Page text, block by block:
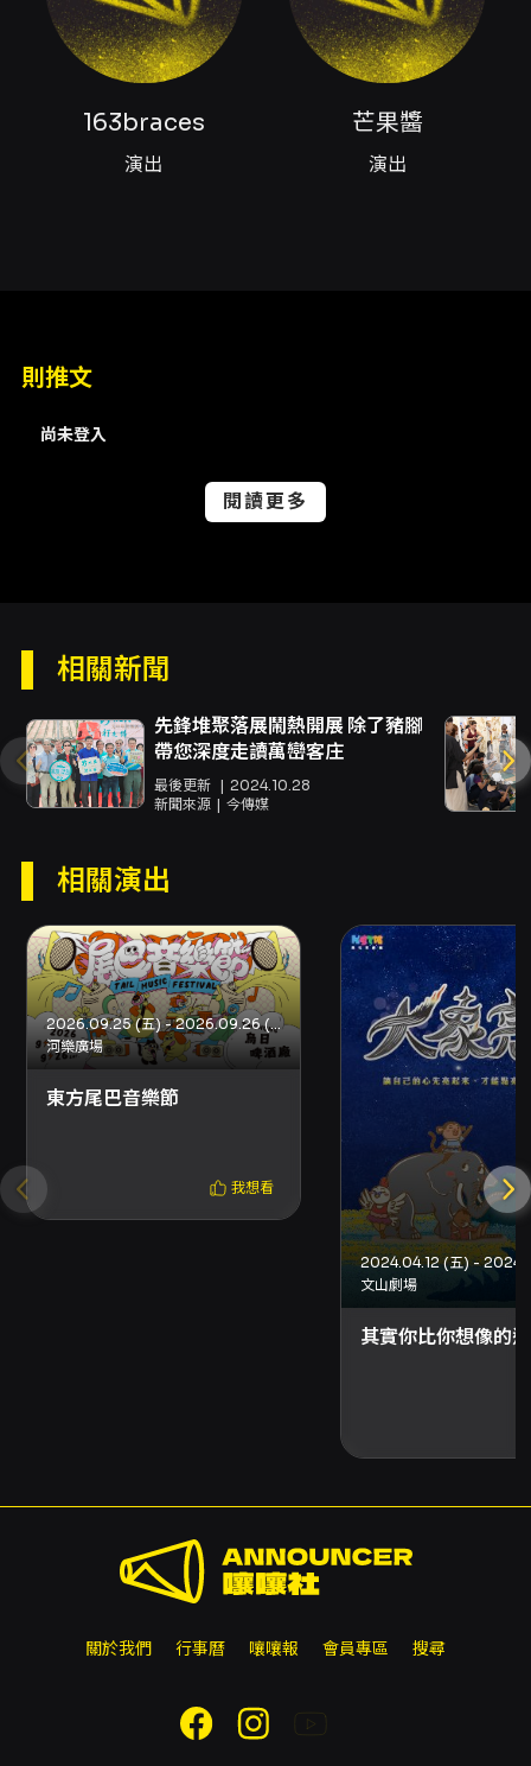
造幫領銜開場，163braces 以夢幻/空靈風格演
出，壓軸為芒果醬帶來約 40 分鐘的全編制演出
與互動大合唱。 - 未來感跨界市集：現場約 25
置「金酒未來特調酒吧」，演唱會票券含 100 元
市集折抵券以支持在地青創。 時間與票價摘要
（以活動頁面資訊為準）： - 活動日期：2026-
元市集折抵券）；演唱會學生票：299 元（憑學
生證，含 100 元市集折抵券）。競賽組成員可用
參考主辦單位活動頁面（來源頁面包含報名與聯
均含 100 元市集折抵券；親子活動區域免門票。
- 競賽組成員可於活動加購演唱會門票，價格頁
活動地點為戶外草地與海濱公園，請酌量攜帶防
曬、禦寒、雨具等個人用品，並注意場地公告與
工作人員指示。 - 如需聯絡主辦單位，請使用活
動頁面提供之聯絡或報名連結。
163braces
演出
芒果醬
演出
則推文
尚未登入
閱讀更多
相關新聞
先鋒堆聚落展鬧熱開展 除了豬腳
帶您深度走讀萬巒客庄
最後更新
2024.10.28
新聞來源
今傳媒
相關演出
2026.09.25 (五) - 2026.09.26 (六)
河樂廣場
東方尾巴音樂節
我想看
2024.04.12 (五) -
文山劇場
其實你比你想像的
關於我們 行事曆 嚷嚷報 會員專區 搜尋